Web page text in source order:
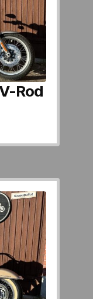
Rod